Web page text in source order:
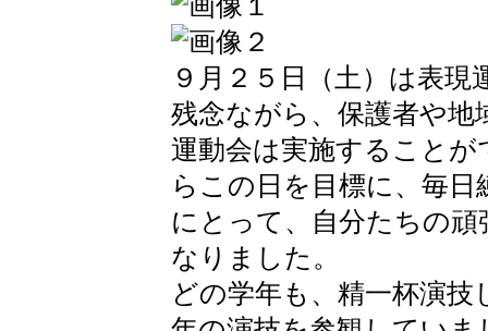
９月２５日（土）は表
残念ながら、保護者や地
運動会は実施すること
らこの日を目標に、毎
にとって、自分たちの
なりました。
どの学年も、精一杯演